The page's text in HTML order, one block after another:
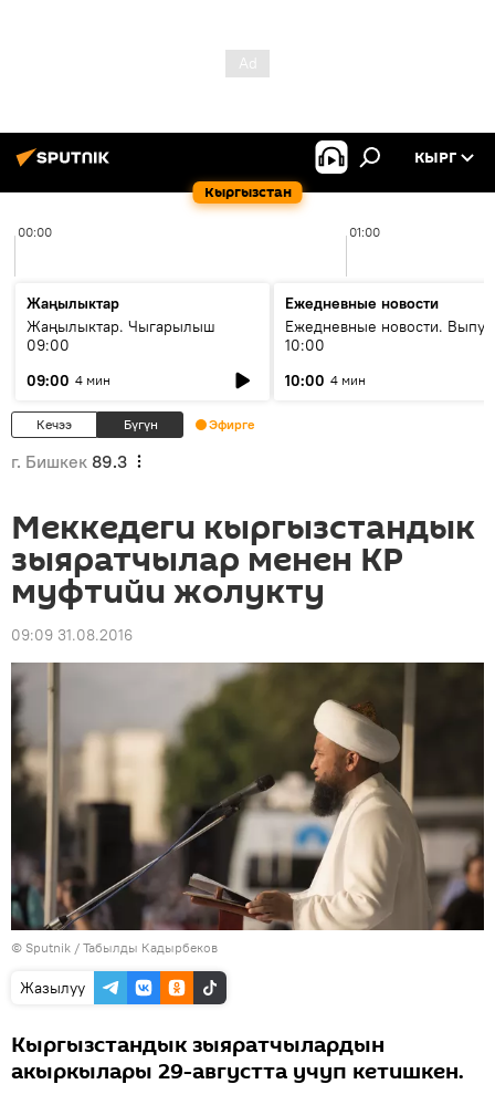
Кыргызстан
КЫРГ
00:00 01:00
Жаңылыктар
Жаңылыктар. Чыгарылыш
09:00
09:00 4 мин
Ежедневные новости
Ежедневные новости.
10:00
10:00 4 мин
Кечээ Бүгүн Эфирге
г. Бишкек 89.3
Меккедеги кыргызстандык
зыяратчылар менен КР
муфтийи жолукту
09:09 31.08.2016
© Sputnik / Табылды Кадырбеков
Жазылуу
Кыргызстандык зыяратчылардын
акыркылары 29-августта учуп кетишкен.